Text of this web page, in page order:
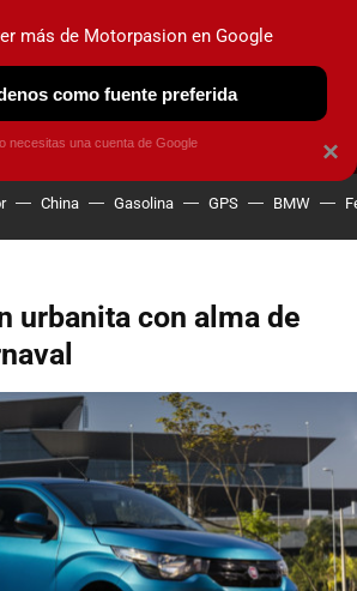
NUEVO
ELÉCTRICOS OBSERVATORIO
China Gasolina GPS BMW
urbanita con alma de
×
más de Motorpasion en Google
como fuente preferida
necesitas una cuenta de Google